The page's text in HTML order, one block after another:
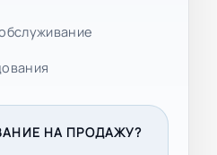
НА ПРОДАЖУ?